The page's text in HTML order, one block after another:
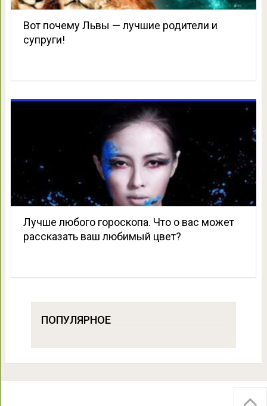
Вот почему Львы — лучшие родители и
супруги!
Лучше любого гороскопа. Что о вас может
рассказать ваш любимый цвет?
ПОПУЛЯРНОЕ